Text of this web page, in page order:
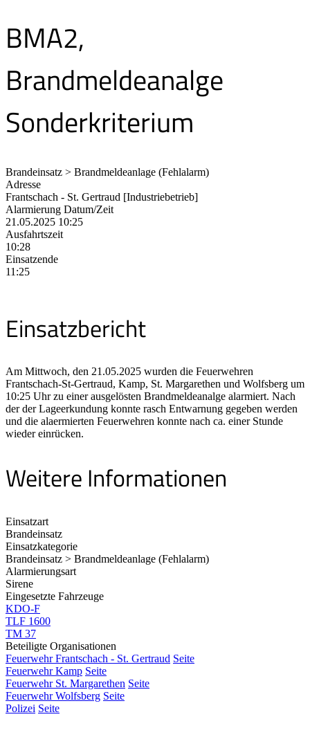
BMA2,
Brandmeldeanalge
Sonderkriterium
Brandeinsatz > Brandmeldeanlage (Fehlalarm)
Adresse
Frantschach - St. Gertraud [Industriebetrieb]
Alarmierung Datum/Zeit
21.05.2025 10:25
Ausfahrtszeit
10:28
Einsatzende
11:25
Einsatzbericht
Am Mittwoch, den 21.05.2025 wurden die Feuerwehren
Frantschach-St-Gertraud, Kamp, St. Margarethen und Wolfsberg um
10:25 Uhr zu einer ausgelösten Brandmeldeanalge alarmiert. Nach
der der Lageerkundung konnte rasch Entwarnung gegeben werden
und die alaermierten Feuerwehren konnte nach ca. einer Stunde
wieder einrücken.
Weitere Informationen
Einsatzart
Brandeinsatz
Einsatzkategorie
Brandeinsatz > Brandmeldeanlage (Fehlalarm)
Alarmierungsart
Sirene
Eingesetzte Fahrzeuge
KDO-F
TLF 1600
TM 37
Beteiligte Organisationen
Feuerwehr Frantschach - St. Gertraud Seite
Feuerwehr Kamp Seite
Feuerwehr St. Margarethen Seite
Feuerwehr Wolfsberg Seite
Polizei Seite